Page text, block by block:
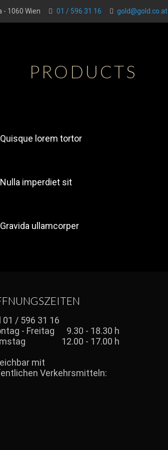
- 1060 Wien 01 / 596 31 16 gold@gold.co.at
PRODUCTS
Quisque lorem tortor
Nulla imperdiet sit
Gravida ullamcorper